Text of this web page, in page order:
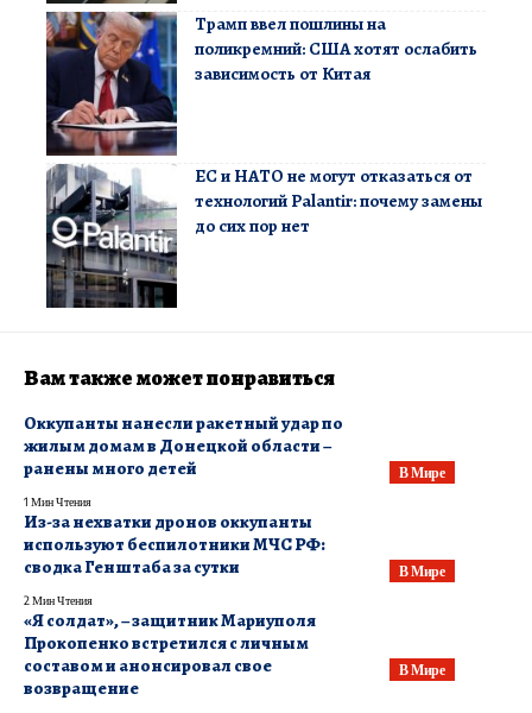
Трамп ввел пошлины на
поликремний: США хотят ослабить
зависимость от Китая
ЕС и НАТО не могут отказаться от
технологий Palantir: почему замены
до сих пор нет
Вам также может понравиться
В Мире
Оккупанты нанесли ракетный удар по
жилым домам в Донецкой области –
ранены много детей
1 Мин Чтения
В Мире
​Из-за нехватки дронов оккупанты
используют беспилотники МЧС РФ:
сводка Генштаба за сутки
2 Мин Чтения
В Мире
«Я солдат», – защитник Мариуполя
Прокопенко встретился с личным
составом и анонсировал свое
возвращение